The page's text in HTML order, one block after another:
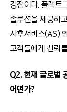
강점이다. 플랙트
솔루션을 제공하
사후서비스(AS)
고객들에게 신뢰
Q2. 현재 글로벌
어떤가?